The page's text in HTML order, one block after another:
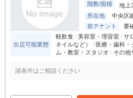
階数/面積
地上
所在地
中央区
前テナント
要
出店可能業態
軽飲食 美容室・理容室
サ
ネイルなど）
医療・歯科・
ム・教室・スタジオ
その他
諸条件はご相談ください